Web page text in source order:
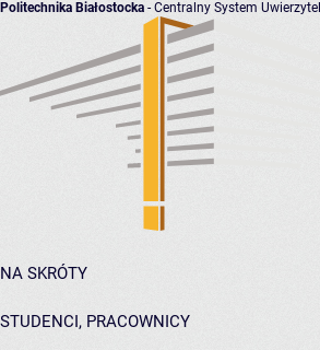
Politechnika Białostocka - Centralny System
NA SKRÓTY
STUDENCI, PRACOWNICY